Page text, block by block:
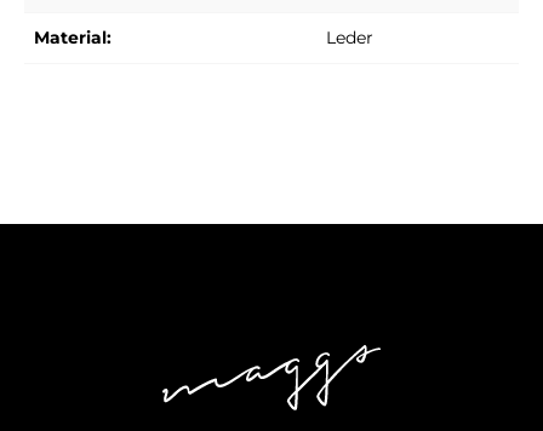
Material: Leder